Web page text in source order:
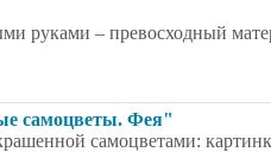
руками – превосходный
самоцветы. Фея"
самоцветами: